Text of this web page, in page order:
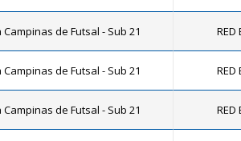
Campinas de Futsal - Sub 21 RED
Campinas de Futsal - Sub 21 RED
Campinas de Futsal - Sub 21 RED